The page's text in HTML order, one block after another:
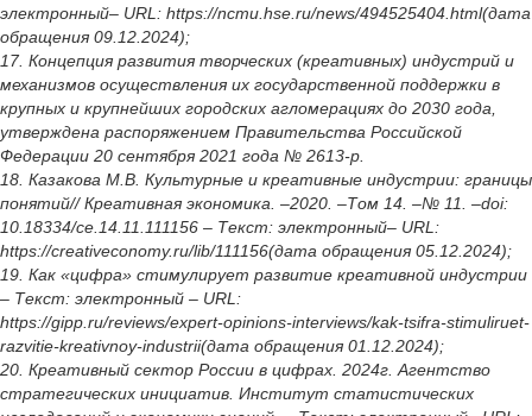
электронный– URL: https://ncmu.hse.ru/news/494525404.html(дата
обращения 09.12.2024);
17. Концепция развития творческих (креативных) индустрий и
механизмов осуществления их государственной поддержки в
крупных и крупнейших городских агломерациях до 2030 года,
утверждена распоряжением Правительства Российской
Федерации 20 сентября 2021 года № 2613-р.
18. Казакова М.В. Культурные и креативные индустрии: границы
понятий// Креативная экономика. –2020. –Том 14. –№ 11. –doi:
10.18334/ce.14.11.111156 – Текст: электронный– URL:
https://creativeconomy.ru/lib/111156(дата обращения 05.12.2024);
19. Как «цифра» стимулирует развитие креативной индустрии
– Текст: электронный – URL:
https://gipp.ru/reviews/expert-opinions-interviews/kak-tsifra-stimuliruet-
razvitie-kreativnoy-industrii(дата обращения 01.12.2024);
20. Креативный сектор России в цифрах. 2024г. Агентство
стратегических инициатив. Институт статистических